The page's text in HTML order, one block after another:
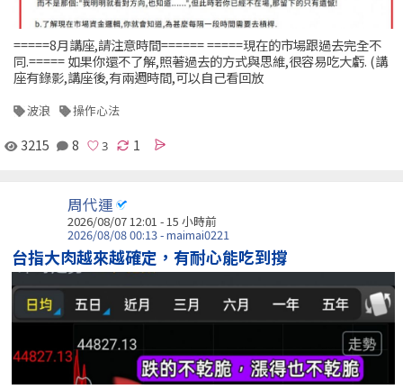
=====8月講座,請注意時間====== =====現在的市場跟過去完全不
同.===== 如果你還不了解,照著過去的方式與思維,很容易吃大虧. (講
座有錄影,講座後,有兩週時間,可以自己看回放
波浪 操作心法
3215 8 1
周代運
2026/08/07 12:01 -15 小時前
2026/08/08 00:13 - maimai0221
台指大肉越來越確定，有耐心能吃到撐